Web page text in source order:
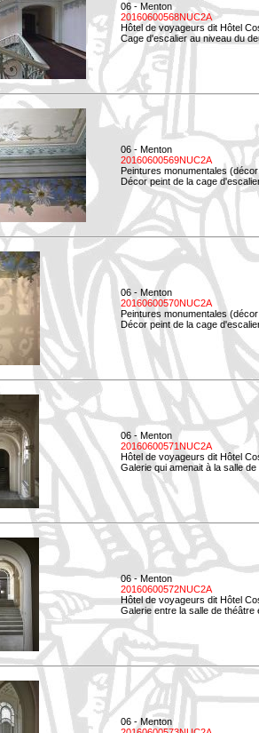
06 - Menton
20160600568NUC2A
Hôtel de voyageurs dit Hôtel
Cage d'escalier au niveau du
06 - Menton
20160600569NUC2A
Peintures monumentales
Décor peint de la cage
06 - Menton
20160600570NUC2A
Peintures monumentales
Décor peint de la cage
06 - Menton
20160600571NUC2A
Hôtel de voyageurs dit Hôtel
Galerie qui amenait à la salle de
06 - Menton
20160600572NUC2A
Hôtel de voyageurs dit Hôtel
Galerie entre la salle de théâtre
06 - Menton